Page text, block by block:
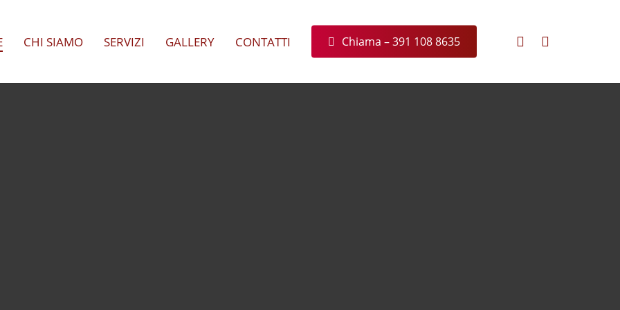
CHI SIAMO SERVIZI GALLERY CONTATTI Chiama –391 1088635 facebookmessenger